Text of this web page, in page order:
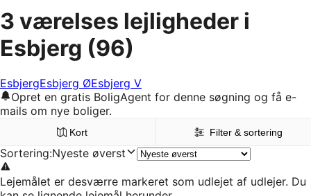
3 værelses lejligheder i
Esbjerg (96)
EsbjergEsbjerg ØEsbjerg V
Opret en gratis BoligAgent for denne søgning og få e-
mails om nye boliger.
Kort Filter & sortering
Sortering:Nyeste øverst
Lejemålet er desværre markeret som udlejet af udlejer. Du